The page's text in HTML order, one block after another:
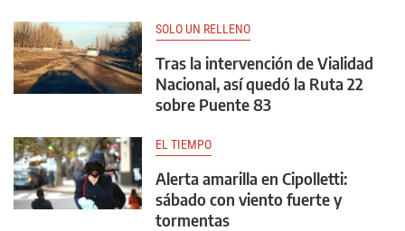
SOLO UN RELLENO
Tras la intervención de Vialidad
Nacional, así quedó la Ruta 22
sobre Puente 83
EL TIEMPO
Alerta amarilla en Cipolletti:
sábado con viento fuerte y
tormentas